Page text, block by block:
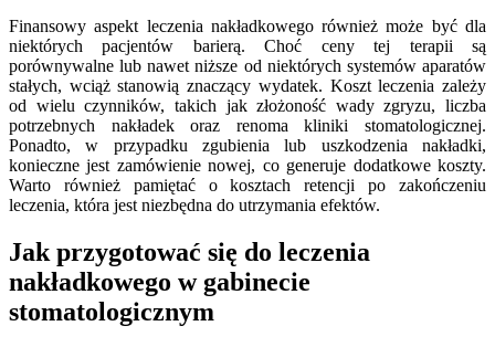
Finansowy aspekt leczenia nakładkowego również może być dla
niektórych pacjentów barierą. Choć ceny tej terapii są
porównywalne lub nawet niższe od niektórych systemów aparatów
stałych, wciąż stanowią znaczący wydatek. Koszt leczenia zależy
od wielu czynników, takich jak złożoność wady zgryzu, liczba
potrzebnych nakładek oraz renoma kliniki stomatologicznej.
Ponadto, w przypadku zgubienia lub uszkodzenia nakładki,
konieczne jest zamówienie nowej, co generuje dodatkowe koszty.
Warto również pamiętać o kosztach retencji po zakończeniu
leczenia, która jest niezbędna do utrzymania efektów.
Jak przygotować się do leczenia
nakładkowego w gabinecie
stomatologicznym